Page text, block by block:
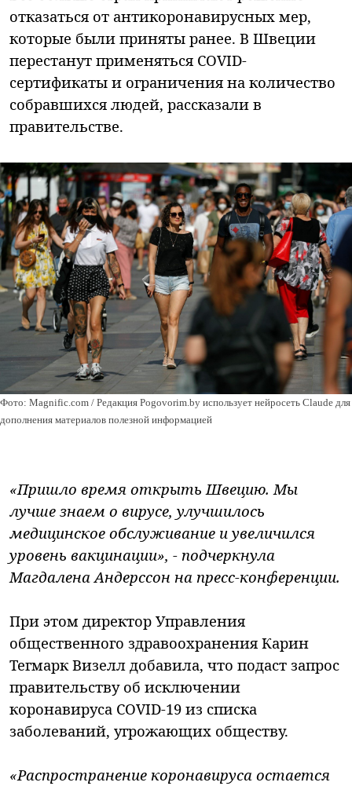
отказаться от антикоронавирусных мер,
которые были приняты ранее. В Швеции
перестанут применяться COVID-
сертификаты и ограничения на количество
собравшихся людей, рассказали в
правительстве.
Фото: Magnific.com / Редакция Pogovorim.by использует нейросеть Claude для
дополнения материалов полезной информацией
«Пришло время открыть Швецию. Мы
лучше знаем о вирусе, улучшилось
медицинское обслуживание и увеличился
уровень вакцинации», - подчеркнула
Магдалена Андерссон на пресс-конференции.
При этом директор Управления
общественного здравоохранения Карин
Тегмарк Визелл добавила, что подаст запрос
правительству об исключении
коронавируса COVID-19 из списка
заболеваний, угрожающих обществу.
«Распространение коронавируса остается